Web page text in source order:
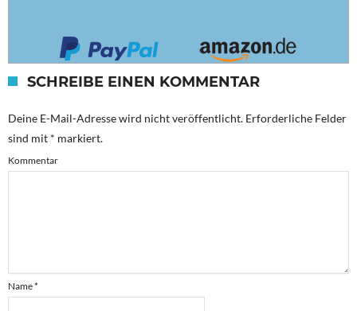
SCHREIBE EINEN KOMMENTAR
Deine E-Mail-Adresse wird nicht veröffentlicht. Erforderliche Felder
sind mit * markiert.
Kommentar
Name*